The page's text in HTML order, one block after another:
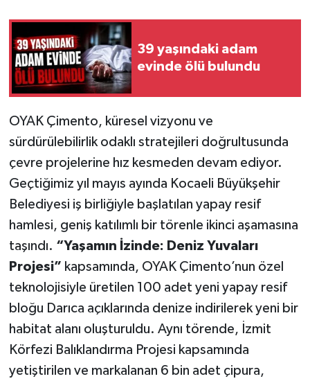
39 yaşındaki adam
evinde ölü bulundu
OYAK Çimento, küresel vizyonu ve
sürdürülebilirlik odaklı stratejileri doğrultusunda
çevre projelerine hız kesmeden devam ediyor.
Geçtiğimiz yıl mayıs ayında Kocaeli Büyükşehir
Belediyesi iş birliğiyle başlatılan yapay resif
hamlesi, geniş katılımlı bir törenle ikinci aşamasına
taşındı. “Yaşamın İzinde: Deniz Yuvaları
Projesi” kapsamında, OYAK Çimento’nun özel
teknolojisiyle üretilen 100 adet yeni yapay resif
bloğu Darıca açıklarında denize indirilerek yeni bir
habitat alanı oluşturuldu. Aynı törende, İzmit
Körfezi Balıklandırma Projesi kapsamında
yetiştirilen ve markalanan 6 bin adet çipura,